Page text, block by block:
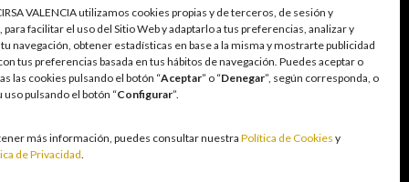
VALENCIA utilizamos cookies propias y de terceros, de sesión y
facilitar el uso del Sitio Web y adaptarlo a tus preferencias, analizar y
navegación, obtener estadísticas en base a la misma y mostrarte publicidad
tus preferencias basada en tus hábitos de navegación. Puedes aceptar o
las cookies pulsando el botón “Aceptar” o “Denegar”, según corresponda, o
uso pulsando el botón “Configurar”.
más información, puedes consultar nuestraPolítica de Cookies y
de Privacidad.
PROTECCIÓN DE DATOS
entorno seguro y transparente para nuestros
sin utilizarse como vía para afrontar
personas con acceso restringido conforme a los